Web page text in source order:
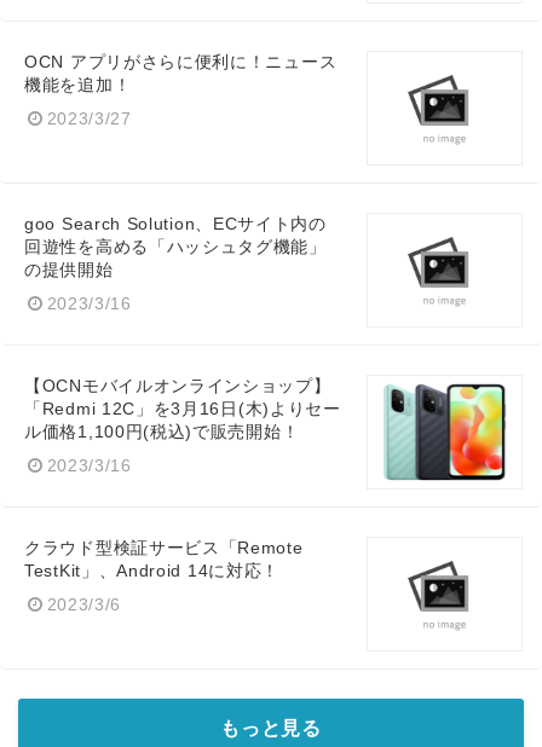
OCN アプリがさらに便利に！ニュース
機能を追加！
2023/3/27
goo Search Solution、ECサイト内の
回遊性を高める「ハッシュタグ機能」
の提供開始
2023/3/16
【OCNモバイルオンラインショップ】
「Redmi 12C」を3月16日(木)よりセー
ル価格1,100円(税込)で販売開始！
2023/3/16
クラウド型検証サービス「Remote
TestKit」、Android 14に対応！
2023/3/6
もっと見る